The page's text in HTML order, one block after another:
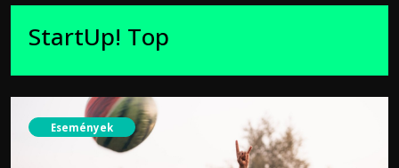
StartUp! Top
Események